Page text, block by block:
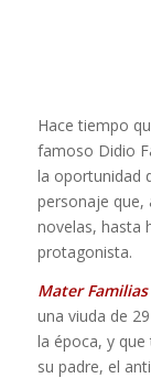
Hace tiempo
famoso Didio
la oportunidad
personaje que,
novelas, hasta
protagonista.
Mater Familias
una viuda de
la época, y
su padre, el